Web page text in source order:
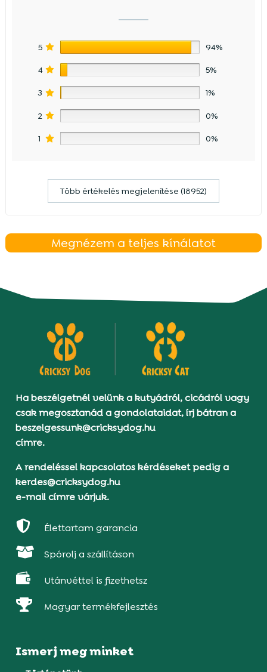
5 94%
4 5%
3 1%
2 0%
1 0%
Több értékelés megjelenítése (18952)
Megnézem a teljes kínálatot
Ha beszélgetnél velünk a kutyádról, cicádról vagy
csak megosztanád a gondolataidat, írj bátran a
beszelgessunk@cricksydog.hu
címre.
A rendeléssel kapcsolatos kérdéseket pedig a
kerdes@cricksydog.hu
e-mail címre várjuk.
 Élettartam garancia
 Spórolj a szállításon
 Utánvéttel is fizethetsz
 Magyar termékfejlesztés
Ismerj meg minket